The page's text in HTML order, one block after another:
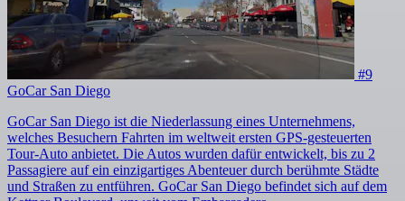
#9
GoCar San Diego
GoCar San Diego ist die Niederlassung eines Unternehmens,
welches Besuchern Fahrten im weltweit ersten GPS-gesteuerten
Tour-Auto anbietet. Die Autos wurden dafür entwickelt, bis zu 2
Passagiere auf ein einzigartiges Abenteuer durch berühmte Städte
und Straßen zu entführen. GoCar San Diego befindet sich auf dem